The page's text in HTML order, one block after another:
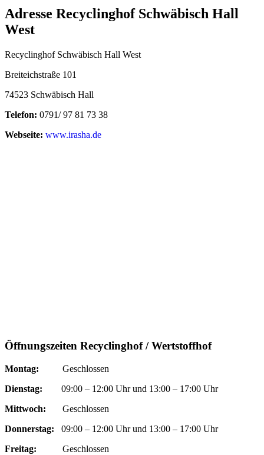
Adresse Recyclinghof Schwäbisch Hall
West
Recyclinghof Schwäbisch Hall West
Breiteichstraße 101
74523 Schwäbisch Hall
Telefon: 0791/ 97 81 73 38
Webseite: www.irasha.de
Öffnungszeiten Recyclinghof / Wertstoffhof
Montag: Geschlossen
Dienstag: 09:00 – 12:00 Uhr und 13:00 – 17:00 Uhr
Mittwoch: Geschlossen
Donnerstag: 09:00 – 12:00 Uhr und 13:00 – 17:00 Uhr
Freitag: Geschlossen